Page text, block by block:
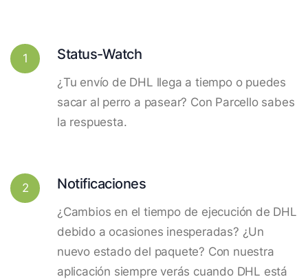
1 Status-Watch
¿Tu envío de DHL llega a tiempo o puedes
sacar al perro a pasear? Con Parcello sabes
la respuesta.
2 Notificaciones
¿Cambios en el tiempo de ejecución de DHL
debido a ocasiones inesperadas? ¿Un
nuevo estado del paquete? Con nuestra
aplicación siempre verás cuando DHL está